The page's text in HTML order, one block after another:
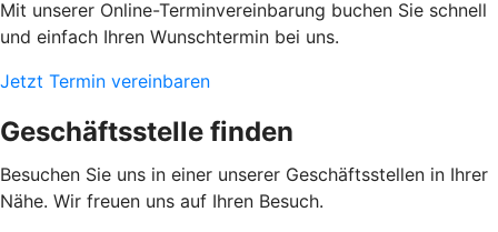
Mit unserer Online-Terminvereinbarung buchen Sie schnell
und einfach Ihren Wunschtermin bei uns.
Jetzt Termin vereinbaren
Geschäftsstelle finden
Besuchen Sie uns in einer unserer Geschäftsstellen in Ihrer
Nähe. Wir freuen uns auf Ihren Besuch.